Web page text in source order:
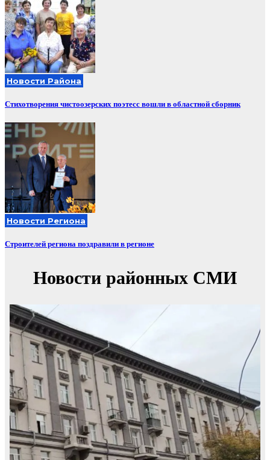
Новости Района
Стихотворения чистоозерских поэтесс вошли в областной сборник
Новости Региона
Строителей региона поздравили в регионе